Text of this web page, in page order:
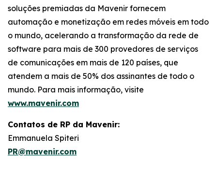
soluções premiadas da Mavenir fornecem
automação e monetização em redes móveis em todo
o mundo, acelerando a transformação da rede de
software para mais de 300 provedores de serviços
de comunicações em mais de 120 países, que
atendem a mais de 50% dos assinantes de todo o
mundo. Para mais informação, visite
www.mavenir.com
Contatos de RP da Mavenir:
Emmanuela Spiteri
PR@mavenir.com